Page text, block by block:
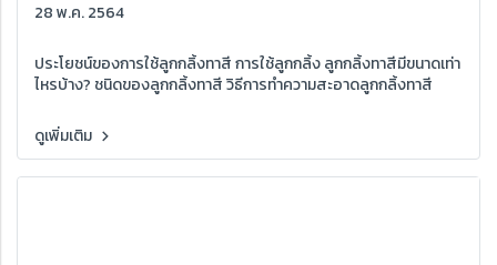
28 พ.ค. 2564
ประโยชน์ของการใช้ลูกกลิ้งทาสี การใช้ลูกกลิ้ง ลูกกลิ้งทาสีมีขนาดเท่า
ไหรบ้าง? ชนิดของลูกกลิ้งทาสี วิธีการทำความสะอาดลูกกลิ้งทาสี
ดูเพิ่มเติม